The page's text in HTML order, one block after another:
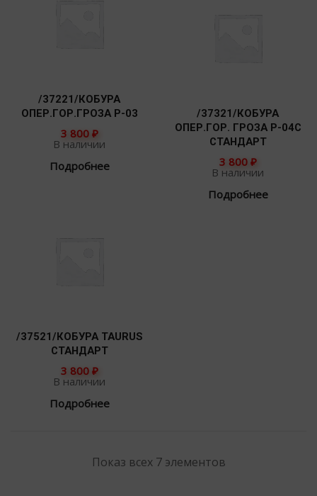
/37221/КОБУРА
ОПЕР.ГОР.ГРОЗА Р-03
3 800 ₽
В наличии
Подробнее
/37321/КОБУРА
ОПЕР.ГОР. ГРОЗА Р-04С
СТАНДАРТ
3 800 ₽
В наличии
Подробнее
/37521/КОБУРА TAURUS
СТАНДАРТ
3 800 ₽
В наличии
Подробнее
Показ всех 7 элементов